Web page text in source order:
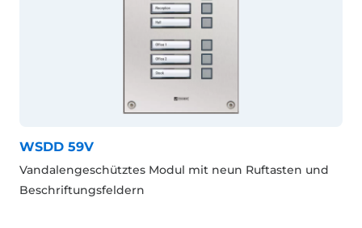
WSDD 59V
Vandalengeschütztes Modul mit neun Ruftasten und
Beschriftungsfeldern